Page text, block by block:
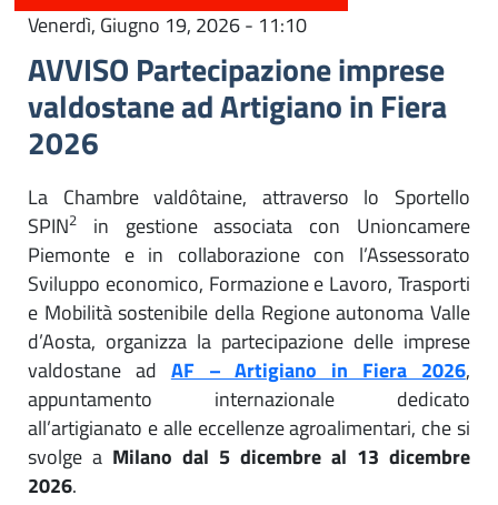
Venerdì, Giugno 19, 2026 - 11:10
AVVISO Partecipazione imprese
valdostane ad Artigiano in Fiera
2026
La Chambre valdôtaine, attraverso lo Sportello
SPIN2
in gestione associata con Unioncamere
Piemonte e in collaborazione con l’Assessorato
Sviluppo economico, Formazione e Lavoro, Trasporti
e Mobilità sostenibile della Regione autonoma Valle
d’Aosta, organizza la partecipazione delle imprese
valdostane ad AF – Artigiano in Fiera 2026,
appuntamento internazionale dedicato
all’artigianato e alle eccellenze agroalimentari, che si
svolge a Milano dal 5 dicembre al 13 dicembre
2026.